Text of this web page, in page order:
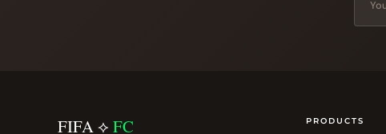
FIFA ⟡ FC PRODUCTS